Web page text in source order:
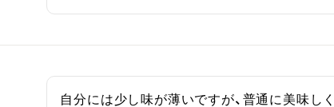
自分には少し味が薄いですが、普通に美味し